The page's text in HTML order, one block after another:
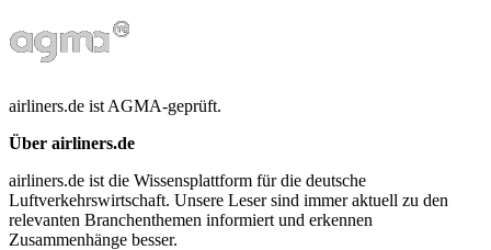
airliners.de ist AGMA-geprüft.
Über airliners.de
airliners.de ist die Wissensplattform für die deutsche
Luftverkehrswirtschaft. Unsere Leser sind immer aktuell zu den
relevanten Branchenthemen informiert und erkennen
Zusammenhänge besser.